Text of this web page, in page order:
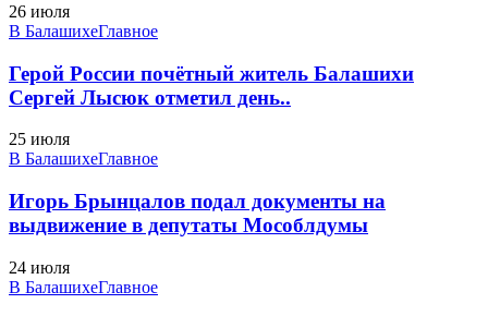
26 июля
В БалашихеГлавное
Герой России почётный житель Балашихи
Сергей Лысюк отметил день..
25 июля
В БалашихеГлавное
Игорь Брынцалов подал документы на
выдвижение в депутаты Мособлдумы
24 июля
В БалашихеГлавное